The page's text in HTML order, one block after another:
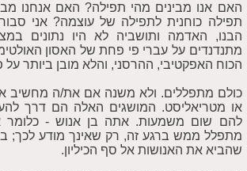
האם אנו מבינים מהי תפילה? האם אנחנו
תפילה כוחנית לתפילה של עוצמה? אני סבור
הבנו, האדמה ותושביה לא היו נתונים
מתנדנדים על עברי פי פחת של האסון
הכוח האפקטיבי, ההרסני, והלא מובן ביותר
כולם מתפללים. ולא משנה אם את/ה מחשיב
או מטריאליסט. המושגים האלה הם דרך
להם שום משמעות. אתה בן אנוש -
מתפלל ממש ברגע זה, רק שאינך מודע לכך;
שהביא את האנושות אל סף הכיליון.